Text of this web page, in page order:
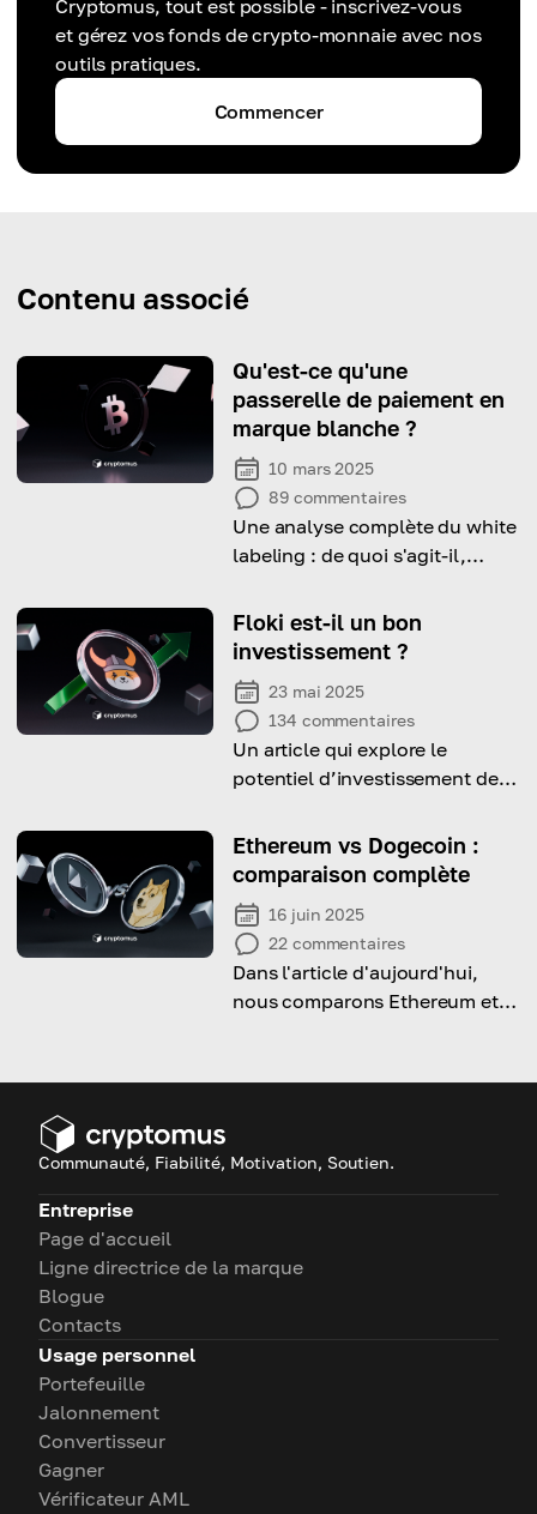
Cryptomus, tout est possible - inscrivez-vous
et gérez vos fonds de crypto-monnaie avec nos
outils pratiques.
Commencer
Contenu associé
Qu'est-ce qu'une
passerelle de paiement en
marque blanche ?
10 mars 2025
89 commentaires
Une analyse complète du white
labeling : de quoi s'agit-il,
et si c'est avantageux pour
votre entreprise.
Floki est-il un bon
investissement ?
23 mai 2025
134 commentaires
Un article qui explore le
potentiel d’investissement de
historique des prix, ses
perspectives à long terme et les
principaux risques liés à cette
décision.
Ethereum vs Dogecoin :
comparaison complète
16 juin 2025
22 commentaires
Dans l'article d'aujourd'hui,
nous comparons Ethereum et
Communauté, Fiabilité, Motivation, Soutien.
Entreprise
Page d'accueil
Ligne directrice de la marque
Blogue
Contacts
Usage personnel
Portefeuille
Jalonnement
Convertisseur
Gagner
Vérificateur AML